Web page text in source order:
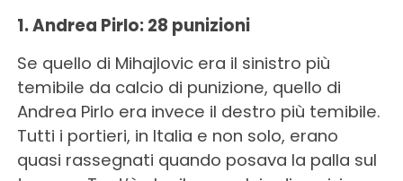
1. Andrea Pirlo: 28 punizioni
Se quello di Mihajlovic era il sinistro più
temibile da calcio di punizione, quello di
Andrea Pirlo era invece il destro più temibile.
Tutti i portieri, in Italia e non solo, erano
quasi rassegnati quando posava la palla sul